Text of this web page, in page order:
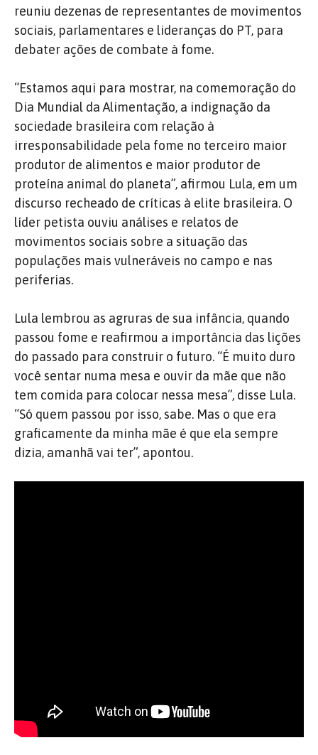
reuniu dezenas de representantes de movimentos
sociais, parlamentares e lideranças do PT, para
debater ações de combate à fome.
“Estamos aqui para mostrar, na comemoração do
Dia Mundial da Alimentação, a indignação da
sociedade brasileira com relação à
irresponsabilidade pela fome no terceiro maior
produtor de alimentos e maior produtor de
proteína animal do planeta”, afirmou Lula, em um
discurso recheado de críticas à elite brasileira. O
líder petista ouviu análises e relatos de
movimentos sociais sobre a situação das
populações mais vulneráveis no campo e nas
periferias.
Lula lembrou as agruras de sua infância, quando
passou fome e reafirmou a importância das lições
do passado para construir o futuro. “É muito duro
você sentar numa mesa e ouvir da mãe que não
tem comida para colocar nessa mesa”, disse Lula.
“Só quem passou por isso, sabe. Mas o que era
graficamente da minha mãe é que ela sempre
dizia, amanhã vai ter”, apontou.